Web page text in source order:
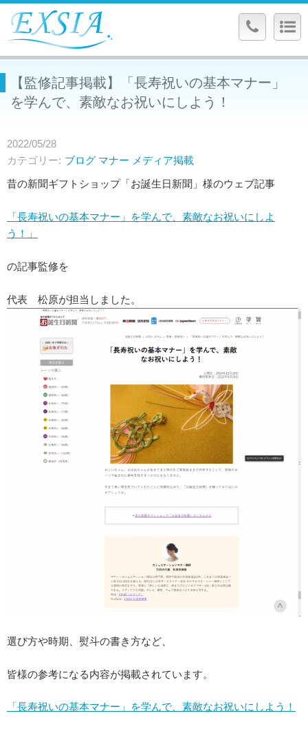
【監修記事掲載】「長寿祝いの基本マナー」
を学んで、素敵なお祝いにしよう！
2022/05/28
カテゴリー
ブログ マナー メディア掲載
昔の新聞ギフトショップ「お誕生日新聞」様のウェブ記事
「長寿祝いの基本マナー」を学んで、素敵なお祝いにしよ
う！」
の記事監修を
代表 松原が担当しました。
選び方や時期、熨斗の書き方など、
皆様の参考になる内容が掲載されています。
「長寿祝いの基本マナー」を学んで、素敵なお祝いにしよう！